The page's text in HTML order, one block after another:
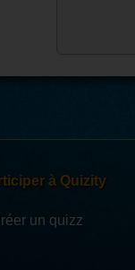
à Quizity
un quizz